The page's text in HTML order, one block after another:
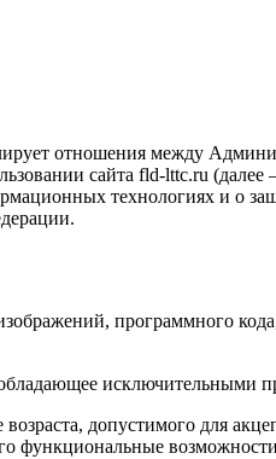
отношения между
сайта fld-lttc.ru
технологиях и о
программного
исключительными
допустимого для
функциональные